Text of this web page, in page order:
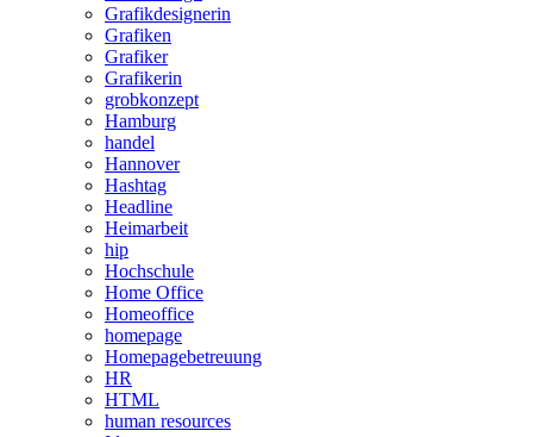
Grafikdesignerin
Grafiken
Grafiker
Grafikerin
grobkonzept
Hamburg
handel
Hannover
Hashtag
Headline
Heimarbeit
hip
Hochschule
Home Office
Homeoffice
homepage
Homepagebetreuung
HR
HTML
human resources